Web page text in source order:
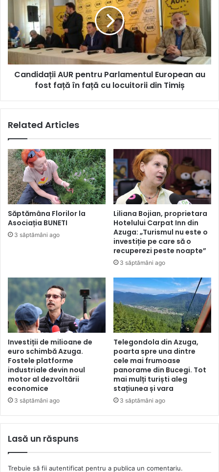
pentru
Parlamentul
European
au
fost
față
în
fațăCandidații AUR pentru Parlamentul European au
fost față în față cu locuitorii din Timiș
Related Articles
Săptămâna Florilor la
Asociația BUNETI
3 săptămâni ago
Liliana Bojian, proprietara
Hotelului Carpat Inn din
Azuga: „Turismul nu este o
investiție pe care să o
recuperezi peste noapte”
3 săptămâni ago
Investiții de milioane de
euro schimbă Azuga.
Fostele platforme
industriale devin noul
motor al dezvoltării
economice
3 săptămâni ago
Telegondola din Azuga,
poarta spre una dintre
cele mai frumoase
panorame din Bucegi. Tot
mai mulți turiști aleg
stațiunea și vara
3 săptămâni ago
Lasă un răspuns
Trebuie să fii autentificat pentru a publica un comentariu.